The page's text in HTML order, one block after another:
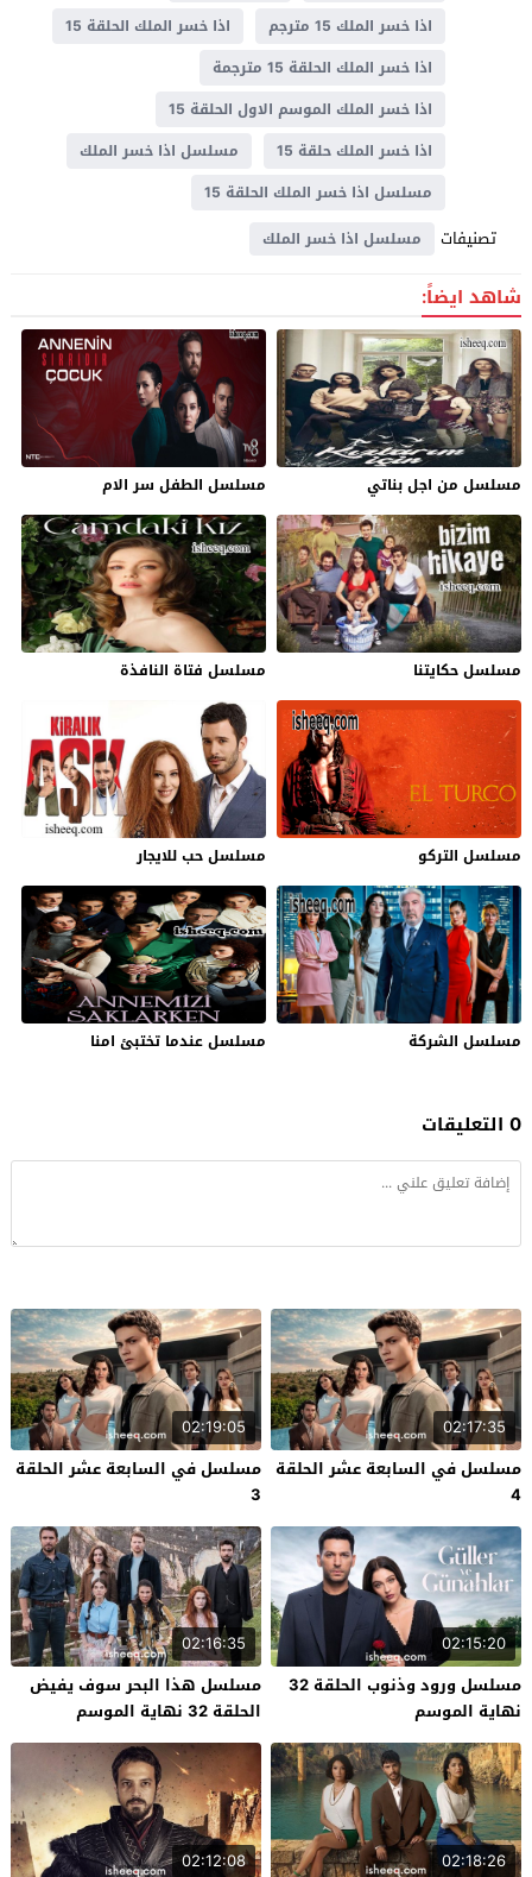
اذا خسر الملك 15 مترجم
اذا خسر الملك الحلقة 15
اذا خسر الملك الحلقة 15 مترجمة
اذا خسر الملك الموسم الاول الحلقة 15
اذا خسر الملك حلقة 15
مسلسل اذا خسر الملك
مسلسل اذا خسر الملك الحلقة 15
تصنيفات مسلسل اذا خسر الملك
شاهد ايضاً:
مسلسل من اجل بناتي مسلسل الطفل سر الام
مسلسل حكايتنا مسلسل فتاة النافذة
مسلسل التركو مسلسل حب للايجار
مسلسل الشركة مسلسل عندما تختبئ امنا
0 التعليقات
02:17:35
مسلسل في السابعة عشر الحلقة
4
02:19:05
مسلسل في السابعة عشر الحلقة
3
02:15:20
مسلسل ورود وذنوب الحلقة 32
نهاية الموسم
02:16:35
مسلسل هذا البحر سوف يفيض
الحلقة 32 نهاية الموسم
02:18:26
02:12:08